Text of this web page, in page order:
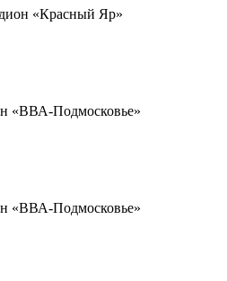
«Красный Яр»
«ВВА-Подмосковье»
«ВВА-Подмосковье»